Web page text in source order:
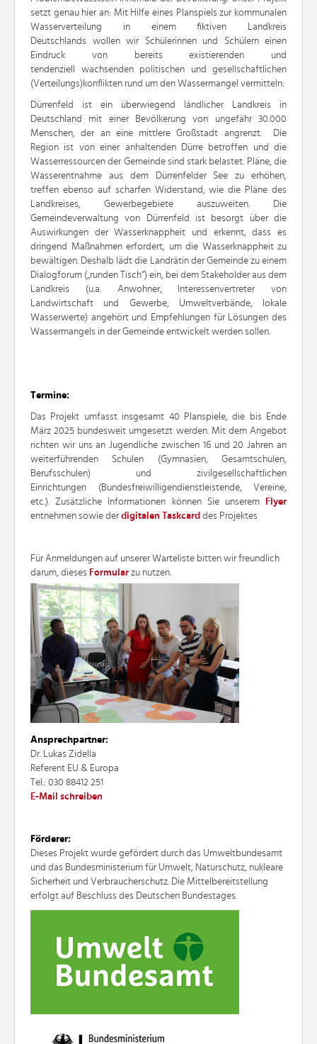
setzt genau hier an: Mit Hilfe eines Planspiels zur kommunalen
Wasserverteilung in einem fiktiven Landkreis
Deutschlands wollen wir Schülerinnen und Schülern einen
Eindruck von bereits existierenden und
tendenziell wachsenden politischen und gesellschaftlichen
(Verteilungs)konflikten rund um den Wassermangel vermitteln:
Dürrenfeld ist ein überwiegend ländlicher Landkreis in
Deutschland mit einer Bevölkerung von ungefähr 30.000
Menschen, der an eine mittlere Großstadt angrenzt. Die
Region ist von einer anhaltenden Dürre betroffen und die
Wasserressourcen der Gemeinde sind stark belastet. Pläne, die
Wasserentnahme aus dem Dürrenfelder See zu erhöhen,
treffen ebenso auf scharfen Widerstand, wie die Pläne des
Landkreises, Gewerbegebiete auszuweiten. Die
Gemeindeverwaltung von Dürrenfeld ist besorgt über die
Auswirkungen der Wasserknappheit und erkennt, dass es
dringend Maßnahmen erfordert, um die Wasserknappheit zu
bewältigen. Deshalb lädt die Landrätin der Gemeinde zu einem
Dialogforum („runden Tisch“) ein, bei dem Stakeholder aus dem
Landkreis (u.a. Anwohner, Interessenvertreter von
Landwirtschaft und Gewerbe, Umweltverbände, lokale
Wasserwerte) angehört und Empfehlungen für Lösungen des
Wassermangels in der Gemeinde entwickelt werden sollen.
Termine:
Das Projekt umfasst insgesamt 40 Planspiele, die bis Ende
März 2025 bundesweit umgesetzt werden. Mit dem Angebot
richten wir uns anJugendliche zwischen 16 und 20 Jahren an
weiterführenden Schulen (Gymnasien, Gesamtschulen,
Berufsschulen) und zivilgesellschaftlichen
Einrichtungen
(Bundesfreiwilligendienstleistende, Vereine,
etc.). Zusätzliche Informationen können Sie unserem
Flyer
entnehmen sowie derdigitalen Taskcard des Projektes
Für Anmeldungen auf unserer Warteliste bitten wir freundlich
darum, dieses Formular zu nutzen.
Ansprechpartner:
Dr. Lukas Zidella
Referent EU & Europa
Tel.: 030 88412 251
E-Mail schreiben
Förderer:
Dieses Projekt wurde gefördert durch das Umweltbundesamt
und das Bundesministerium für Umwelt, Naturschutz, nukleare
Sicherheit und Verbraucherschutz. Die Mittelbereitstellung
erfolgt auf Beschluss des Deutschen Bundestages.